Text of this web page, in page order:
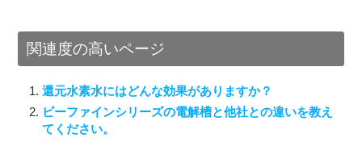
関連度の高いページ
還元水素水にはどんな効果がありますか？
ビーファインシリーズの電解槽と他社との違いを教え
てください。